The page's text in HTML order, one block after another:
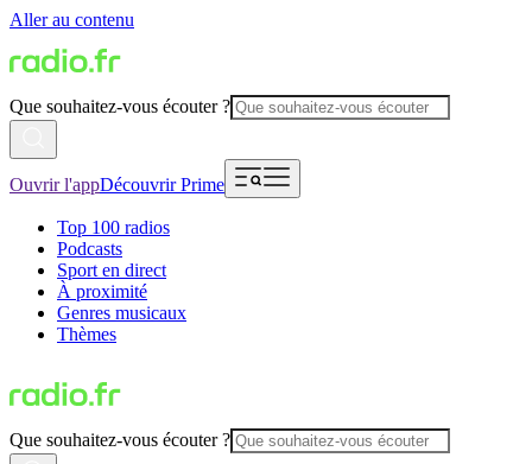
Aller au contenu
Que souhaitez-vous écouter ?
Ouvrir l'appDécouvrir Prime
Top 100 radios
Podcasts
Sport en direct
À proximité
Genres musicaux
Thèmes
Que souhaitez-vous écouter ?